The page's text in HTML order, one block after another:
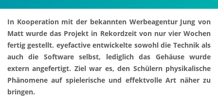
In Kooperation mit der bekannten Werbeagentur Jung von
Matt wurde das Projekt in Rekordzeit von nur vier Wochen
fertig gestellt. eyefactive entwickelte sowohl die Technik als
auch die Software selbst, lediglich das Gehäuse wurde
extern angefertigt. Ziel war es, den Schülern physikalische
Phänomene auf spielerische und effektvolle Art näher zu
bringen.